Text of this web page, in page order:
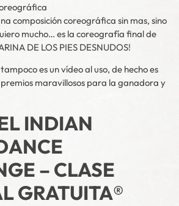
composición coreográfica sin mas, sino
mucho… es la coreografía final de
DE LOS PIES DESNUDOS!
es un vídeo al uso, de hecho es
maravillosos para la ganadora y
INDIAN
– CLASE
GRATUITA®